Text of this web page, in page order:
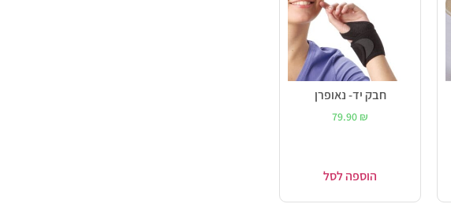
חבק יד- נאופרן
79.90 ₪
הוספה לסל